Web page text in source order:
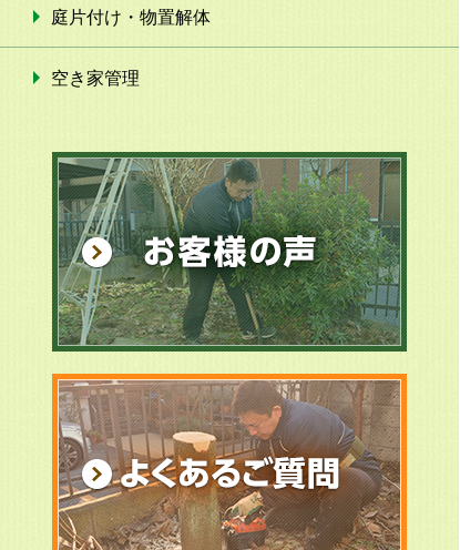
庭片付け・物置解体
空き家管理